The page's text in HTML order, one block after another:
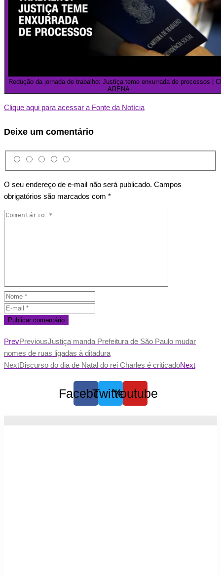
Redução da jornada de trabalho: Justiça teme enxurrada de processos |
ARENA
Clique aqui para acessar a Fonte da Notícia
Deixe um comentário
O seu endereço de e-mail não será publicado. Campos
obrigatórios são marcados com *
PrevPreviousJustiça manda Prefeitura de São Paulo mudar
nomes de ruas ligadas à ditadura
NextDiscurso do dia de Natal do rei Charles é criticadoNext
Facebook
TwitterYoutube